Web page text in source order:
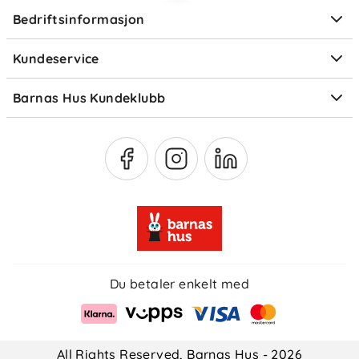
Bedriftsinformasjon
Størrelsesguider
Kundeservice
Ofte stilte spørsmål
Om Klarna
Barnas Hus Kundeklubb
Medlemsvilkår
Du betaler enkelt med
All Rights Reserved, Barnas Hus - 2026